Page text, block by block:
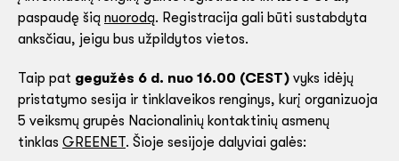
paspaudę šią nuorodą. Registracija gali būti sustabdyta
anksčiau, jeigu bus užpildytos vietos.
Taip pat gegužės 6 d. nuo 16.00 (CEST) vyks idėjų
pristatymo sesija ir tinklaveikos renginys, kurį organizuoja
5 veiksmų grupės Nacionalinių kontaktinių asmenų
tinklas GREENET. Šioje sesijoje dalyviai galės: